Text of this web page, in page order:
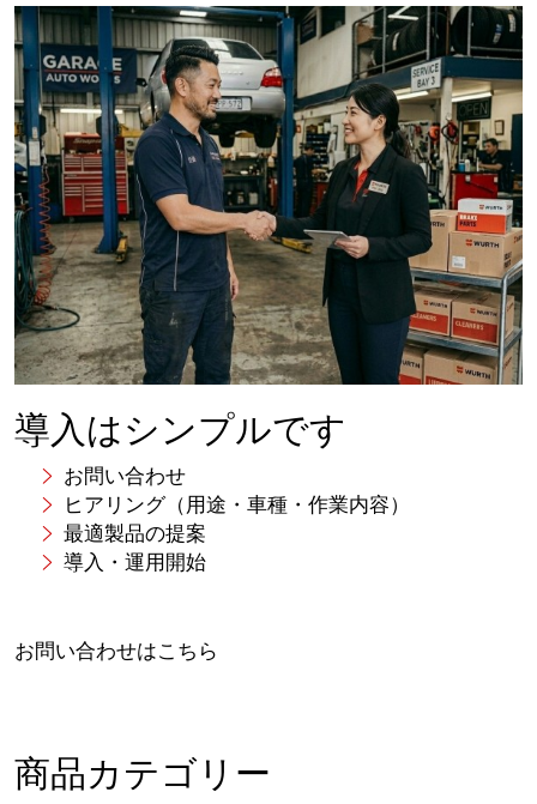
導入はシンプルです
お問い合わせ
ヒアリング（用途・車種・作業内容）
最適製品の提案
導入・運用開始
お問い合わせはこちら
商品カテゴリー